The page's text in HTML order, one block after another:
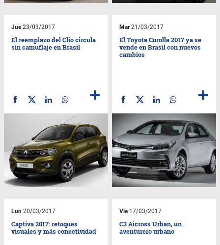
Jue23/03/2017
El reemplazo del Clio circula
sin camuflaje en Brasil
Mar21/03/2017
El Toyota Corolla 2017 ya se
vende en Brasil con nuevos
cambios
Lun 20/03/2017
Captiva 2017: retoques
visuales y más conectividad
Vie17/03/2017
C3 Aicross Urban, un
aventurero urbano